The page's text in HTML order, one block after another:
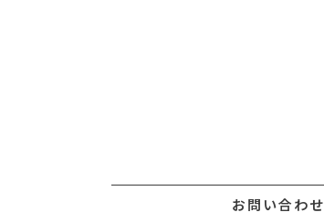
お問い合わせ